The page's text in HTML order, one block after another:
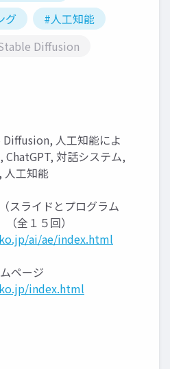
グ
#人工知能
Diffusion
人工知能によ
対話システム,
人工知能
スライドとプログラム
全１５回）
ai/ae/index.html
ページ
index.html